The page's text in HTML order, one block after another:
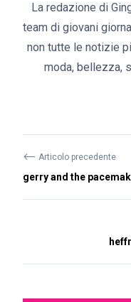
La redazione di
team di giovani
non tutte le notizie
moda, bellezza,
⟵ Articolo precedente
gerry and the